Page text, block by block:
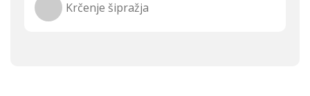
Krčenje šipražja